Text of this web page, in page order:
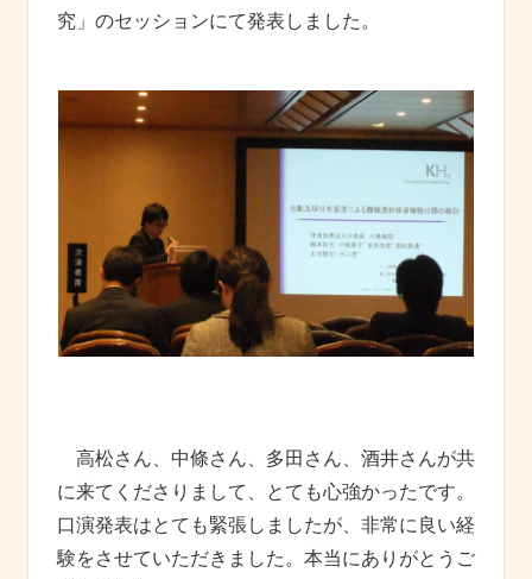
究」のセッションにて発表しました。
高松さん、中條さん、多田さん、酒井さんが共
に来てくださりまして、とても心強かったです。
口演発表はとても緊張しましたが、非常に良い経
験をさせていただきました。本当にありがとうご